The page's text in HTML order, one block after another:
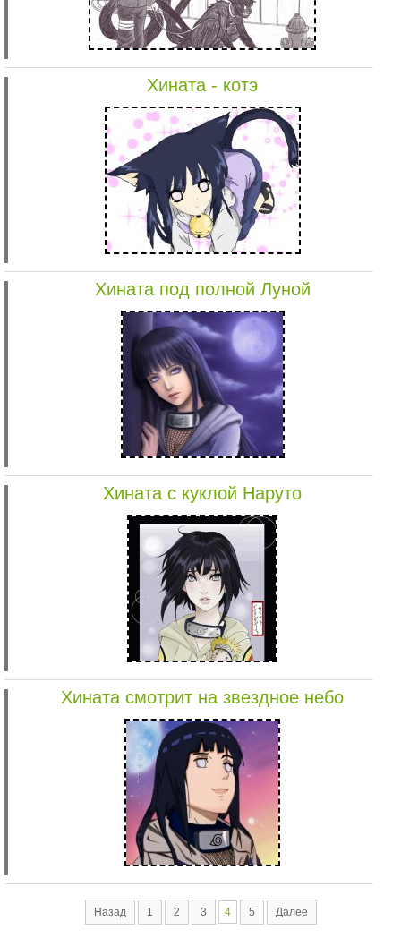
Хината - котэ
Хината под полной Луной
Хината с куклой Наруто
Хината смотрит на звездное небо
Назад 1 2 3 4 5 Далее